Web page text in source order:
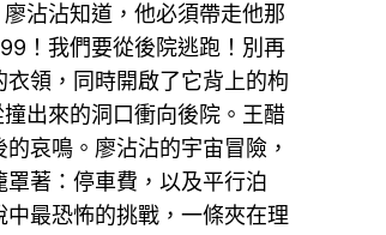
沾沾知道，他必須帶走他那
！我們要從後院逃跑！別再
領，同時開啟了它背上的枸
出來的洞口衝向後院。王醋
哀鳴。廖沾沾的宇宙冒險，
著：停車費，以及平行泊
最恐怖的挑戰，一條夾在理